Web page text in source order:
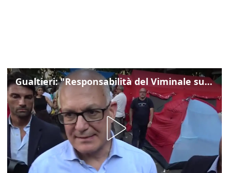
Gualtieri: "Responsabilità del Viminale su Spin Time? La posizione dei partiti è nota"